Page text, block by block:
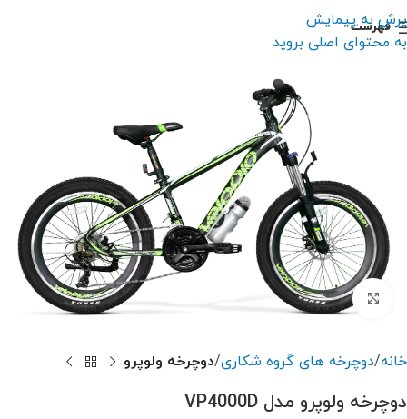
پرش به پیمایش
به محتوای اصلی بروید
فهرست
بزرگنمایی تصویر
خانه دوچرخه های گروه شکاری دوچرخه ولوپرو
دوچرخه ولوپرو مدل VP4000D